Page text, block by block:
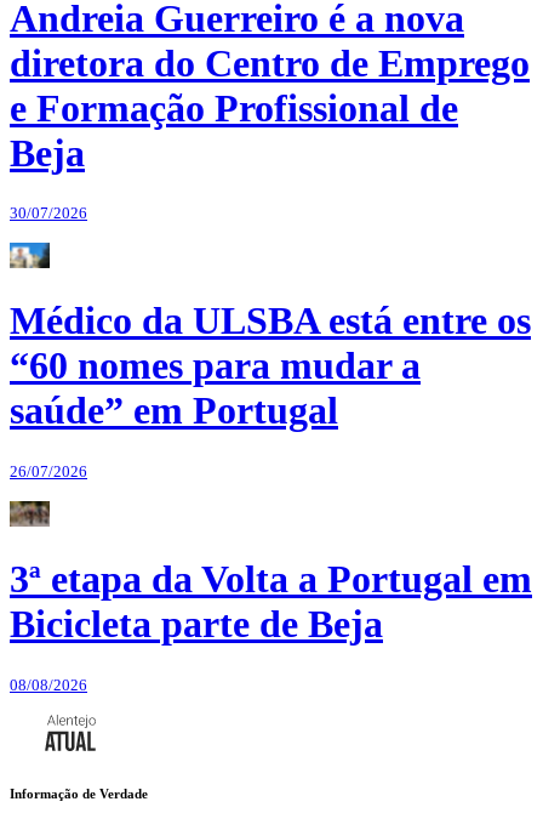
Andreia Guerreiro é a nova
diretora do Centro de Emprego
e Formação Profissional de
Beja
30/07/2026
Médico da ULSBA está entre os
“60 nomes para mudar a
saúde” em Portugal
26/07/2026
3ª etapa da Volta a Portugal em
Bicicleta parte de Beja
08/08/2026
Informação de Verdade